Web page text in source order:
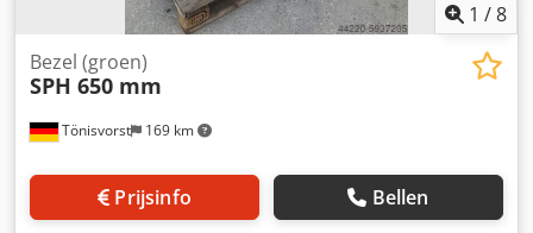
1 /8
Tönisvorst 169 km
Bezel (groen)
SPH 650 mm
Prijsinfo Bellen